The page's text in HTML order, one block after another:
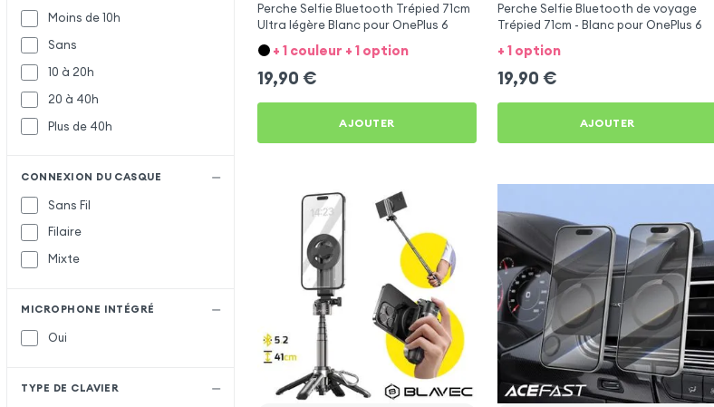
Moins de 10h
Sans
10 à 20h
20 à 40h
Plus de 40h
CONNEXION DU CASQUE
Sans Fil
Filaire
Mixte
MICROPHONE INTÉGRÉ
Oui
TYPE DE CLAVIER
Perche Selfie Bluetooth Trépied 71cm
Ultra légère Blanc pour OnePlus 6
+ 1 couleur + 1 option
19,90 €
AJOUTER
Perche Selfie Bluetooth de voyage
Trépied 71cm - Blanc pour OnePlus 6
+ 1 option
19,90 €
AJOUTER